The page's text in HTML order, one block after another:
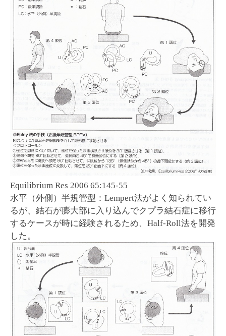
Equilibrium Res 2006 65:145-55
水平（外側）半規管型：Lempert法がよく知られてい
るが、結石が膨大部に入り込んでクプラ結石症に移行
するケースが時に経験されるため、Half-Roll法を開発
した。